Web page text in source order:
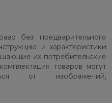
без предварительного
и характеристики
их потребительские
товаров могут
от изображений,